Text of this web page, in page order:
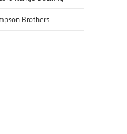
Brothers